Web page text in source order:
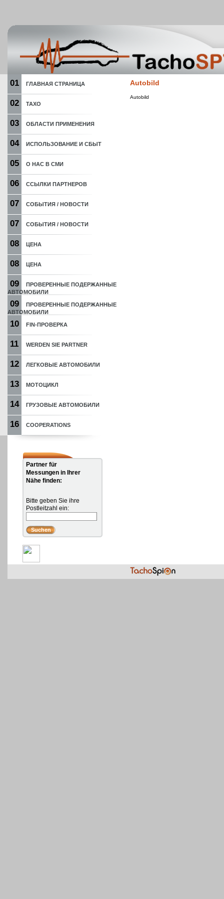
01 ГЛАВНАЯ СТРАНИЦА
02 ТАХО
03 ОБЛАСТИ ПРИМЕНЕНИЯ
04 ИСПОЛЬЗОВАНИЕ И СБЫТ
05 О НАС В СМИ
06 ССЫЛКИ ПАРТНЕРОВ
07 СОБЫТИЯ / НОВОСТИ
07 СОБЫТИЯ / НОВОСТИ
08 ЦЕНА
08 ЦЕНА
09
ПРОВЕРЕННЫЕ ПОДЕРЖАННЫЕ
АВТОМОБИЛИ
09
ПРОВЕРЕННЫЕ ПОДЕРЖАННЫЕ
АВТОМОБИЛИ
10 FIN-ПРОВЕРКА
11 WERDEN SIE PARTNER
12 ЛЕГКОВЫЕ АВТОМОБИЛИ
13 МОТОЦИКЛ
14 ГРУЗОВЫЕ АВТОМОБИЛИ
16 COOPERATIONS
Partner für
Messungen in Ihrer
Nähe finden:
Bitte geben Sie ihre
Postleitzahl ein:
Autobild
Autobild